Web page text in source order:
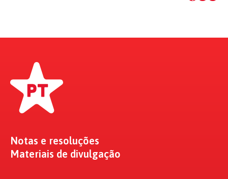
Notas e resoluções
Materiais de divulgação